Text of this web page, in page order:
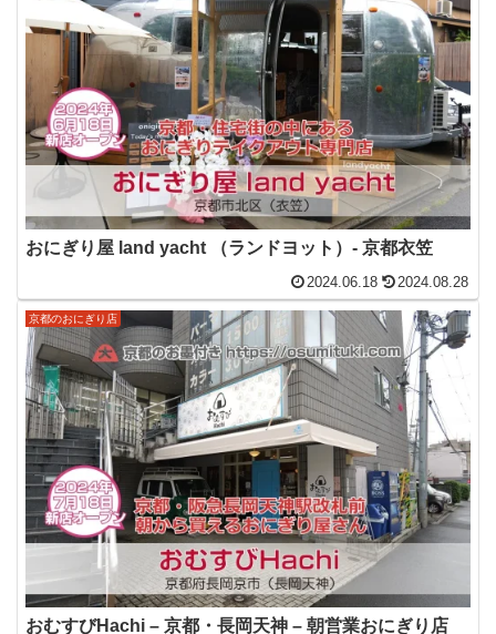
おにぎり屋 land yacht （ランドヨット）- 京都衣笠
2024.06.18 2024.08.28
京都のおにぎり店
おむすびHachi – 京都・長岡天神 – 朝営業おにぎり店